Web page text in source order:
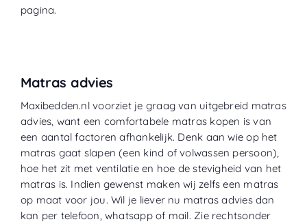
pagina.
Matras advies
Maxibedden.nl voorziet je graag van uitgebreid matras
advies, want een comfortabele matras kopen is van
een aantal factoren afhankelijk. Denk aan wie op het
matras gaat slapen (een kind of volwassen persoon),
hoe het zit met ventilatie en hoe de stevigheid van het
matras is. Indien gewenst maken wij zelfs een matras
op maat voor jou. Wil je liever nu matras advies dan
kan per telefoon, whatsapp of mail. Zie rechtsonder